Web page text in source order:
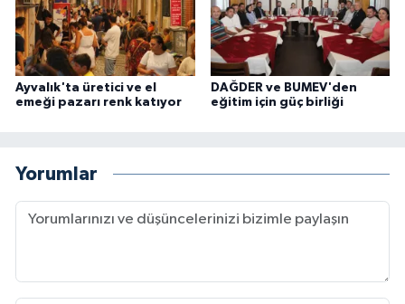
Ayvalık'ta üretici ve el
emeği pazarı renk katıyor
DAĞDER ve BUMEV'den
eğitim için güç birliği
Yorumlar